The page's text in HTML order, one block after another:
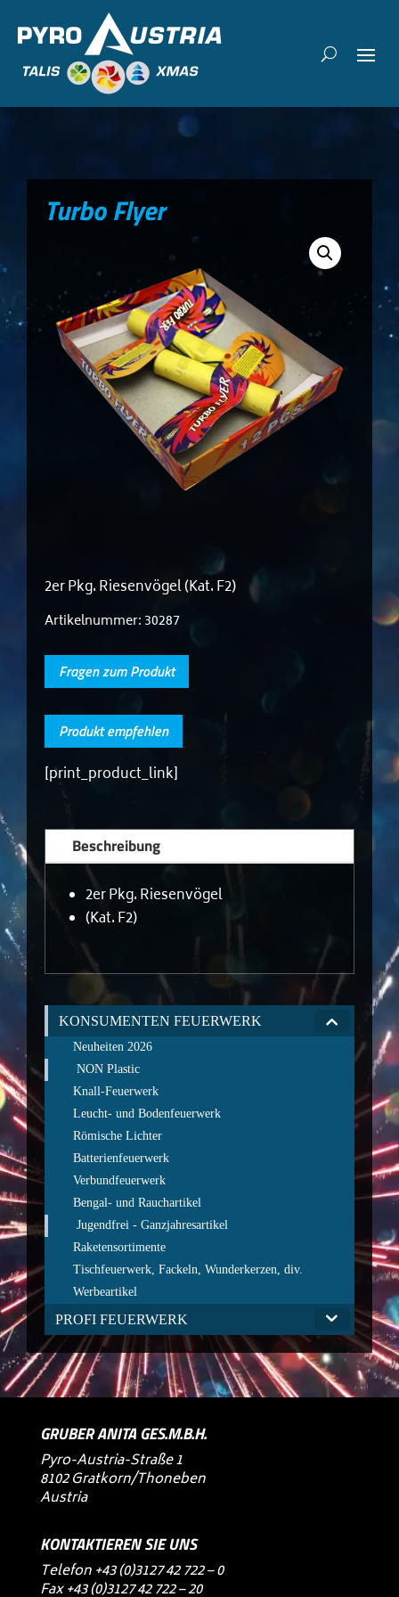
Turbo Flyer
2er Pkg. Riesenvögel (Kat. F2)
Artikelnummer: 30287
Fragen zum Produkt
Produkt empfehlen
[print_product_link]
Beschreibung
2er Pkg. Riesenvögel
(Kat. F2)
KONSUMENTEN FEUERWERK
Neuheiten 2026
NON Plastic
Knall-Feuerwerk
Leucht- und Bodenfeuerwerk
Römische Lichter
Batterienfeuerwerk
Verbundfeuerwerk
Bengal- und Rauchartikel
Jugendfrei - Ganzjahresartikel
Raketensortimente
Tischfeuerwerk, Fackeln, Wunderkerzen, div.
Werbeartikel
PROFI FEUERWERK
GRUBER ANITA GES.M.B.H.
Pyro-Austria-Straße 1
8102 Gratkorn/Thoneben
Austria
KONTAKTIEREN SIE UNS
Telefon+43 (0)3127 42 722 – 0
Fax +43 (0)3127 42 722 – 20